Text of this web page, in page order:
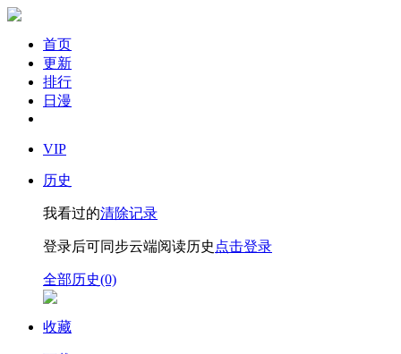
首页
更新
排行
日漫
VIP
历史
我看过的清除记录
登录后可同步云端阅读历史 点击登录
全部历史(0)
收藏